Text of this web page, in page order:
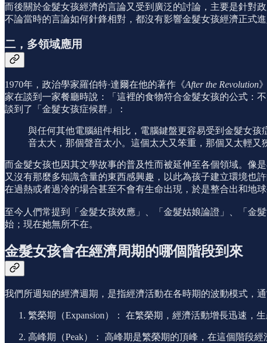
而後關於金髮女孩經濟的言論又受到廣泛的討論，主要是針對
不論當時的言論如何針鋒相對，都沒有影響金髮女孩經濟正式
二，多領域應用
1970年，政治學家羅伯特·達爾在他的著作《After the Revolution
家在談到一家餐廳時說：「這裡的食物符合金髮女孩的公式：
談到了「金髮女孩症候群」：
與任何其他電腦組件相比，電腦鍵盤更容易受到金髮女
音太大，那個聲音太小。這個太大又笨重，那個又太輕又
而金髮女孩也因其文學故事的普及性而被延伸至各個領域。像
又沒有那麼多知識含量的東西感興趣，以此為孩子建立環境也
在過熱或者過冷的場合甚至不會有生命出現，於是整合出和地
至今人們常提到「金髮女孩效應」、「金髮姑娘論證」、「金
始；現在她無所不在。
金髮女孩會在經濟周期的哪個階段到來
我們所週知的經濟週期，是指經濟活動在各時期的波動模式，
繁榮期（Expansion）： 在繁榮期，經濟活動增長迅速，
高峰期（Peak）： 高峰期是繁榮期的頂峰，在這個階段